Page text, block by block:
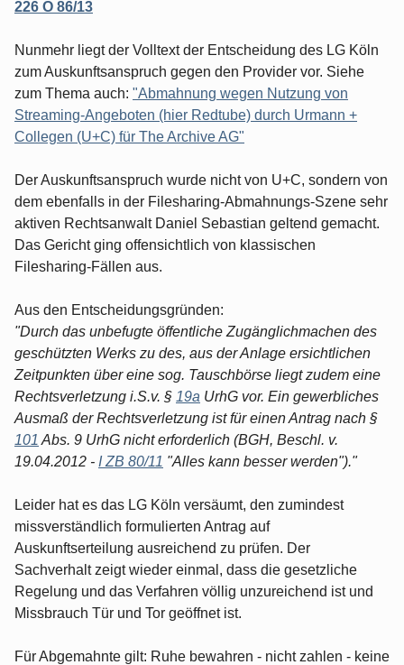
226 O 86/13
Nunmehr liegt der Volltext der Entscheidung des LG Köln
zum Auskunftsanspruch gegen den Provider vor. Siehe
zum Thema auch: "Abmahnung wegen Nutzung von
Streaming-Angeboten (hier Redtube) durch Urmann +
Collegen (U+C) für The Archive AG"
Der Auskunftsanspruch wurde nicht von U+C, sondern von
dem ebenfalls in der Filesharing-Abmahnungs-Szene sehr
aktiven Rechtsanwalt Daniel Sebastian geltend gemacht.
Das Gericht ging offensichtlich von klassischen
Filesharing-Fällen aus.
Aus den Entscheidungsgründen:
"Durch das unbefugte öffentliche Zugänglichmachen des
geschützten Werks zu des, aus der Anlage ersichtlichen
Zeitpunkten über eine sog. Tauschbörse liegt zudem eine
Rechtsverletzung i.S.v. § 19a UrhG vor. Ein gewerbliches
Ausmaß der Rechtsverletzung ist für einen Antrag nach §
101 Abs. 9 UrhG nicht erforderlich (BGH, Beschl. v.
19.04.2012 - I ZB 80/11 "Alles kann besser werden")."
Leider hat es das LG Köln versäumt, den zumindest
missverständlich formulierten Antrag auf
Auskunftserteilung ausreichend zu prüfen. Der
Sachverhalt zeigt wieder einmal, dass die gesetzliche
Regelung und das Verfahren völlig unzureichend ist und
Missbrauch Tür und Tor geöffnet ist.
Für Abgemahnte gilt: Ruhe bewahren - nicht zahlen - keine